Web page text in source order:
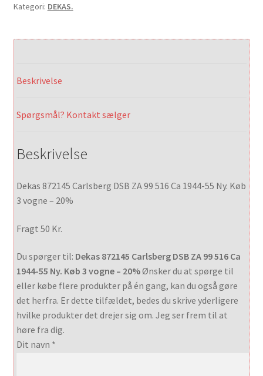
Kategori: DEKAS.
Beskrivelse
Spørgsmål? Kontakt sælger
Beskrivelse
Dekas 872145 Carlsberg DSB ZA 99 516 Ca 1944-55 Ny. Køb
3 vogne – 20%
Fragt 50 Kr.
Du spørger til: Dekas 872145 Carlsberg DSB ZA 99 516 Ca
1944-55 Ny. Køb 3 vogne – 20%Ønsker du at spørge til
eller købe flere produkter på én gang, kan du også gøre
det herfra. Er dette tilfældet, bedes du skrive yderligere
hvilke produkter det drejer sig om. Jeg ser frem til at
høre fra dig.
Dit navn *